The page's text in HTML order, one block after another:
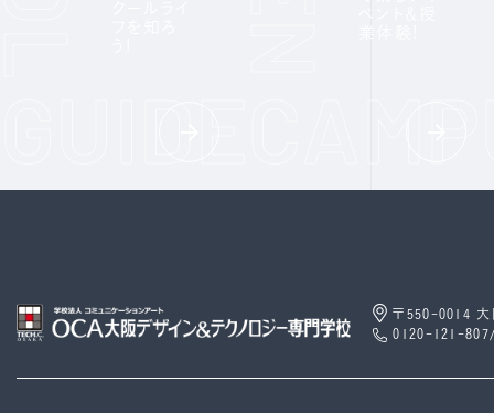
ベント＆授
業体験!
〒550-0014 大
0120-121-